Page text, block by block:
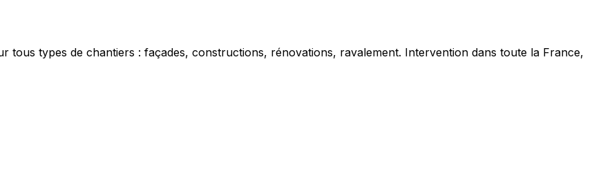
tous types de chantiers : façades, constructions, rénovations, ravalement. Intervention dans toute la France,